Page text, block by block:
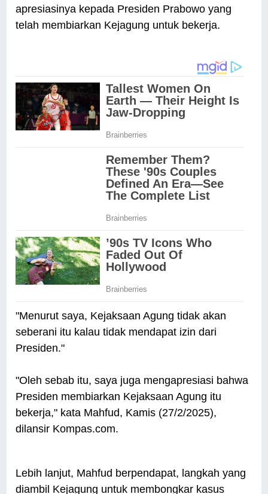
apresiasinya kepada Presiden Prabowo yang
telah membiarkan Kejagung untuk bekerja.
"Menurut saya, Kejaksaan Agung tidak akan
seberani itu kalau tidak mendapat izin dari
Presiden."
"Oleh sebab itu, saya juga mengapresiasi bahwa
Presiden membiarkan Kejaksaan Agung itu
bekerja," kata Mahfud, Kamis (27/2/2025),
dilansir Kompas.com.
Lebih lanjut, Mahfud berpendapat, langkah yang
diambil Kejagung untuk membongkar kasus